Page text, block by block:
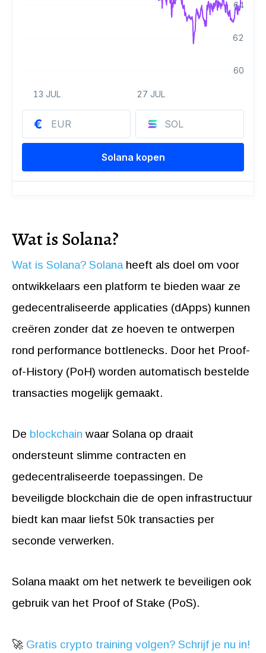
Wat is Solana?
Wat is Solana? Solana heeft als doel om voor
ontwikkelaars een platform te bieden waar ze
gedecentraliseerde applicaties (dApps) kunnen
creëren zonder dat ze hoeven te ontwerpen
rond performance bottlenecks. Door het Proof-
of-History (PoH) worden automatisch bestelde
transacties mogelijk gemaakt.
De blockchain waar Solana op draait
ondersteunt slimme contracten en
gedecentraliseerde toepassingen. De
beveiligde blockchain die de open infrastructuur
biedt kan maar liefst 50k transacties per
seconde verwerken.
Solana maakt om het netwerk te beveiligen ook
gebruik van het Proof of Stake (PoS).
🚀 Gratis crypto training volgen? Schrijf je nu in!